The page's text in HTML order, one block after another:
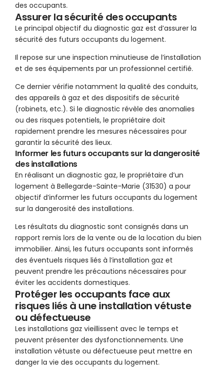
des occupants.
Assurer la sécurité des occupants
Le principal objectif du diagnostic gaz est d’assurer la
sécurité des futurs occupants du logement.
Il repose sur une inspection minutieuse de l’installation
et de ses équipements par un professionnel certifié.
Ce dernier vérifie notamment la qualité des conduits,
des appareils à gaz et des dispositifs de sécurité
(robinets, etc.). Si le diagnostic révèle des anomalies
ou des risques potentiels, le propriétaire doit
rapidement prendre les mesures nécessaires pour
garantir la sécurité des lieux.
Informer les futurs occupants sur la dangerosité
des installations
En réalisant un diagnostic gaz, le propriétaire d’un
logement à Bellegarde-Sainte-Marie (31530) a pour
objectif d’informer les futurs occupants du logement
sur la dangerosité des installations.
Les résultats du diagnostic sont consignés dans un
rapport remis lors de la vente ou de la location du bien
immobilier. Ainsi, les futurs occupants sont informés
des éventuels risques liés à l’installation gaz et
peuvent prendre les précautions nécessaires pour
éviter les accidents domestiques.
Protéger les occupants face aux
risques liés à une installation vétuste
ou défectueuse
Les installations gaz vieillissent avec le temps et
peuvent présenter des dysfonctionnements. Une
installation vétuste ou défectueuse peut mettre en
danger la vie des occupants du logement.